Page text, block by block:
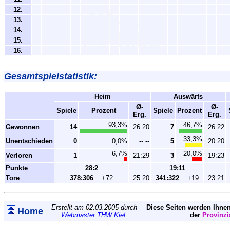
12.
13.
14.
15.
16.
Gesamtspielstatistik:
Heim
Auswärts
Spiele
Prozent
Ø-
Erg.
Spiele Prozent
Ø-
Erg.
Gewonnen 14 93,3% 26:20 7 46,7%
26:22
Unentschieden
0 0,0% --:-- 5 33,3%
20:20
Verloren
1 6,7% 21:29 3 20,0%
19:23
Punkte
28:2
19:11
Tore
378:306 +72 25:20 341:322 +19 23:21
Home
Erstellt am 02.03.2005 durch
Webmaster THW Kiel.
Diese Seiten werden
der